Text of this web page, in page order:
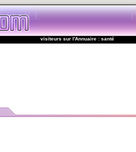
visiteurs sur l'Annuaire : santé